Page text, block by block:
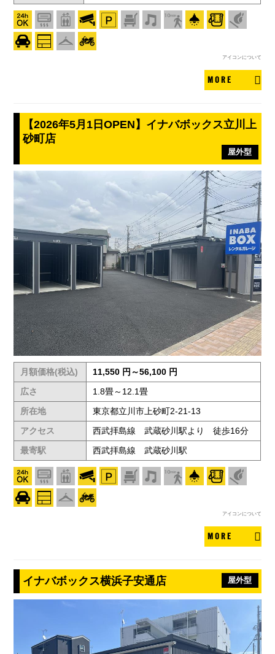
アイコンについて
MORE
【2026年5月1日OPEN】イナバボックス立川上
砂町店
屋外型
月額価格(税込)
11,550 円～56,100 円
広さ
1.8畳～12.1畳
所在地
東京都立川市上砂町2-21-13
アクセス
西武拝島線 武蔵砂川駅より 徒歩16分
最寄駅
西武拝島線 武蔵砂川駅
アイコンについて
MORE
イナバボックス横浜子安通店 屋外型